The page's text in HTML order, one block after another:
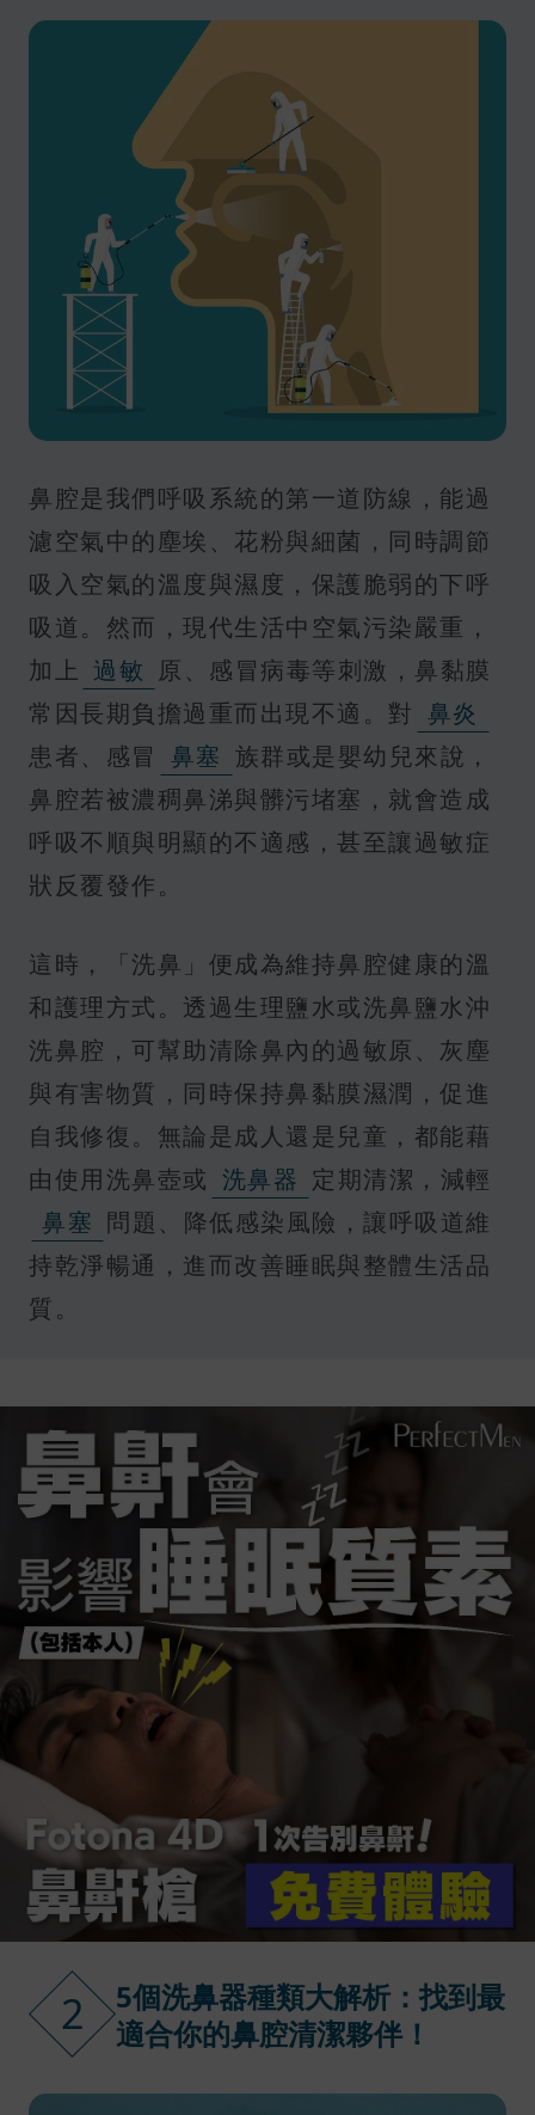
鼻腔是我們呼吸系統的第一道防線，能過
濾空氣中的塵埃、花粉與細菌，同時調節
吸入空氣的溫度與濕度，保護脆弱的下呼
吸道。然而，現代生活中空氣污染嚴重，
加上 過敏 原、感冒病毒等刺激，鼻黏膜
常因長期負擔過重而出現不適。對 鼻炎
患者、感冒 鼻塞 族群或是嬰幼兒來說，
鼻腔若被濃稠鼻涕與髒污堵塞，就會造成
呼吸不順與明顯的不適感，甚至讓過敏症
狀反覆發作。
這時，「洗鼻」便成為維持鼻腔健康的溫
和護理方式。透過生理鹽水或洗鼻鹽水沖
洗鼻腔，可幫助清除鼻內的過敏原、灰塵
與有害物質，同時保持鼻黏膜濕潤，促進
自我修復。無論是成人還是兒童，都能藉
由使用洗鼻壺或 洗鼻器 定期清潔，減輕
鼻塞 問題、降低感染風險，讓呼吸道維
持乾淨暢通，進而改善睡眠與整體生活品
質。
2
5個洗鼻器種類大解析：找到最
適合你的鼻腔清潔夥伴！